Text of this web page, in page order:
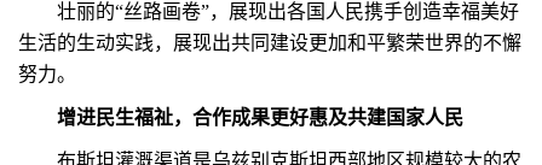
壮丽的“丝路画卷”，展现出各国人民携手创造幸福美好
生活的生动实践，展现出共同建设更加和平繁荣世界的不懈
努力。
增进民生福祉，合作成果更好惠及共建国家人民
布斯坦灌溉渠道是乌兹别克斯坦西部地区规模较大的农